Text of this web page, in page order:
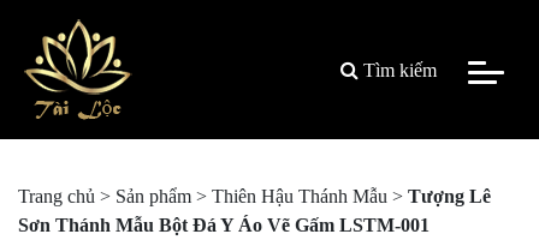
Tìm kiếm
Trang chủ > Sản phẩm > Thiên Hậu Thánh Mẫu > Tượng Lê
Sơn Thánh Mẫu Bột Đá Y Áo Vẽ Gấm LSTM-001